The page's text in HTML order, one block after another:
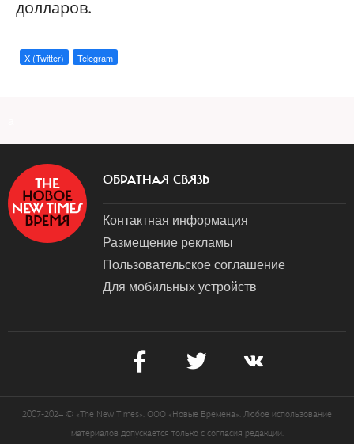
долларов.
X (Twitter) Telegram
ОБРАТНАЯ СВЯЗЬ
Контактная информация
Размещение рекламы
Пользовательское соглашение
Для мобильных устройств
2007-2024 © «The New Times». ООО «Новые Времена». Любое использование
материалов допускается только с согласия редакции.